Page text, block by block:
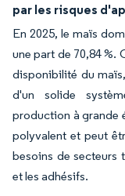
par les risques
En 2025, le maïs
une part de 70,84 %.
disponibilité du
d'un solide
production à grande
polyvalent et peut
besoins de secteurs
et les adhésifs.